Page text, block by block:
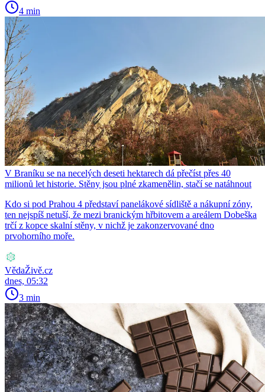
4 min
V Braníku se na necelých deseti hektarech dá přečíst přes 40
milionů let historie. Stěny jsou plné zkamenělin, stačí se natáhnout
Kdo si pod Prahou 4 představí panelákové sídliště a nákupní zóny,
ten nejspíš netuší, že mezi branickým hřbitovem a areálem Dobeška
trčí z kopce skalní stěny, v nichž je zakonzervované dno
prvohorního moře.
VědaŽivě.cz
dnes, 05:32
3 min